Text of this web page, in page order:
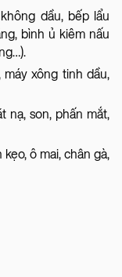
dầu, bếp lẩu
bình ủ kiêm nấu
xông tinh dầu,
nạ, son, phấn mắt,
ô mai, chân gà,